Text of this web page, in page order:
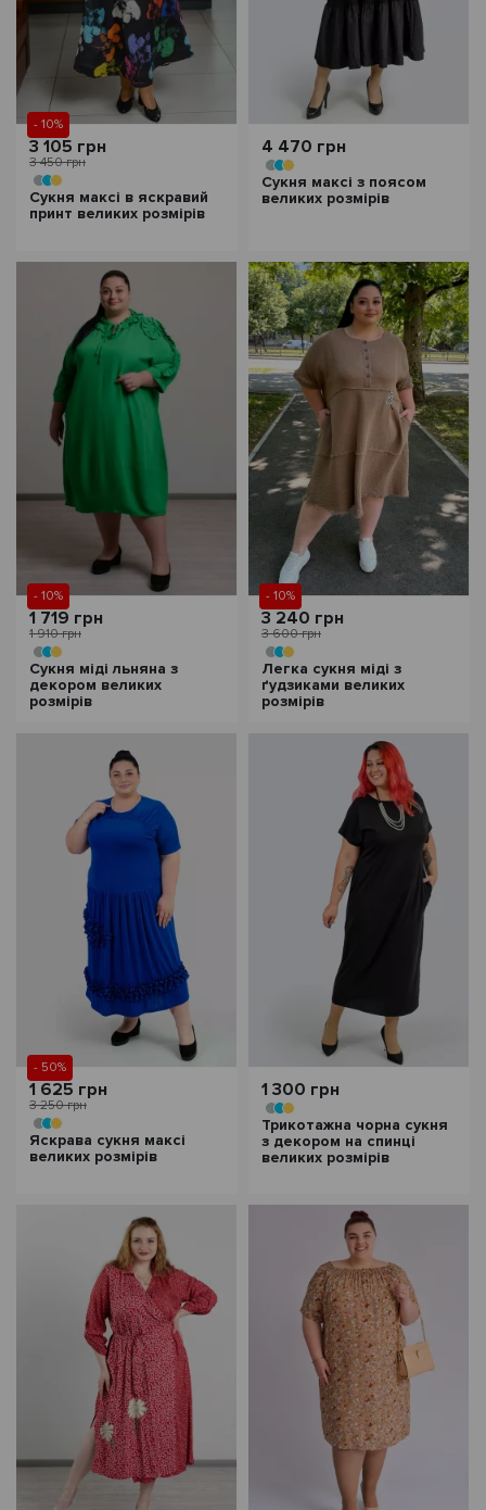
- 10%
3 105 грн
3 450 грн
Сукня максі в яскравий
принт великих розмірів
4 470 грн
Сукня максі з поясом
великих розмірів
- 10%
1 719 грн
1 910 грн
Сукня міді льняна з
декором великих
розмірів
- 10%
3 240 грн
3 600 грн
Легка сукня міді з
ґудзиками великих
розмірів
- 50%
1 625 грн
3 250 грн
Яскрава сукня максі
великих розмірів
1 300 грн
Трикотажна чорна сукня
з декором на спинці
великих розмірів